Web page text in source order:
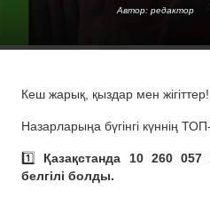
Автор: редактор
Кеш жарық, қыздар мен жігіттер!
Назарларыңа бүгінгі күннің
1️⃣ Қазақстанда 10 260
белгілі болды.